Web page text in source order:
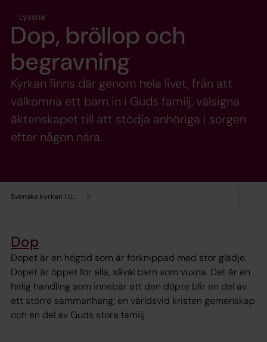
Svenska kyrkan i Umeå
Lyssna
Dop, bröllop och
begravning
Kyrkan finns där genom hela livet, från att
välkomna ett barn in i Guds familj, välsigna
äktenskapet till att stödja anhöriga i sorgen
efter någon nära.
Dop
Dopet är en högtid som är förknippad med stor glädje.
Dopet är öppet för alla, såväl barn som vuxna. Det är en
helig handling som innebär att den döpte blir en del av
ett större sammanhang; en världsvid kristen gemenskap
och en del av Guds stora familj.